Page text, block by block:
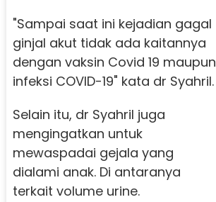
"Sampai saat ini kejadian gagal
ginjal akut tidak ada kaitannya
dengan vaksin Covid 19 maupun
infeksi COVID-19" kata dr Syahril.
Selain itu, dr Syahril juga
mengingatkan untuk
mewaspadai gejala yang
dialami anak. Di antaranya
terkait volume urine.